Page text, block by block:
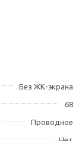
Без ЖК-экрана
68
Проводное